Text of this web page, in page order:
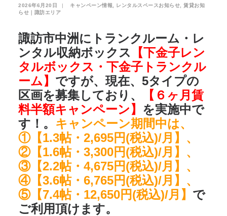
2026年6月20日 | キャンペーン情報 レンタルスペースお知らせ
賃貸お知
らせ｜諏訪エリア
諏訪市中洲にトランクルーム・レ
ンタル収納ボックス
【下金子レン
タルボックス・下金子トランクル
ーム】 ですが、現在、5タイプの
区画を募集しており、
【６ヶ月賃
料半額キャンペーン】 を実施中で
す！。 キャンペーン期間中は、
①【1.3帖・2,695円(税込)/月】、
②【1.6帖・3,300円(税込)/月】、
③【2.2帖・4,675円(税込)/月】、
④【3.6帖・6,765円(税込)/月】、
⑤【7.4帖・12,650円(税込)/月】 で
ご利用頂けます。